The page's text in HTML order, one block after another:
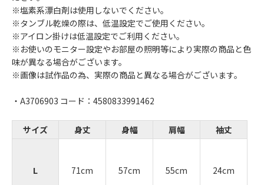
※塩素系漂白剤は使用しないでください。
※タンブル乾燥の際は、低温設定でご使用ください。
※アイロン掛けは低温設定でご利用ください。
※お使いのモニター設定やお部屋の照明等により実際の商品と色
味が異なる場合がございます。
※画像は試作品の為、実際の商品と異なる場合がございます。
・A3706903 コード：4580833991462
サイズ 身丈 身幅 肩幅 袖丈
L 71cm 57cm 55cm 24cm